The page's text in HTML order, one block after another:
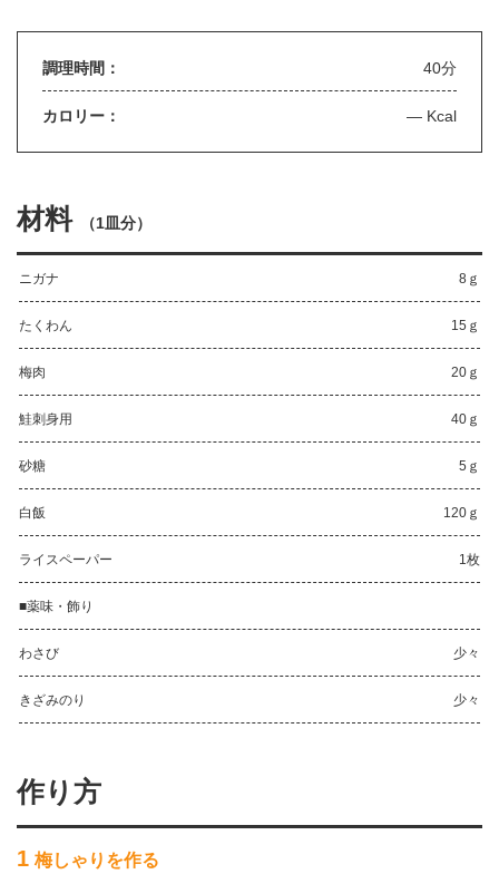
調理時間： 40分
カロリー： — Kcal
材料 （1皿分）
ニガナ 8ｇ
たくわん 15ｇ
梅肉 20ｇ
鮭刺身用 40ｇ
砂糖 5ｇ
白飯 120ｇ
ライスペーパー 1枚
■薬味・飾り
わさび 少々
きざみのり 少々
作り方
1 梅しゃりを作る